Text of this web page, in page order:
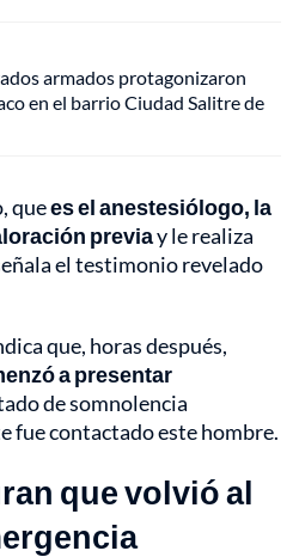
armados protagonizaron
en el barrio Ciudad Salitre de
quees el anestesiólogo, la
previay le realiza
el testimonio revelado
que, horas después,
a presentar
de somnolencia
fue contactado este hombre.
que volvió al